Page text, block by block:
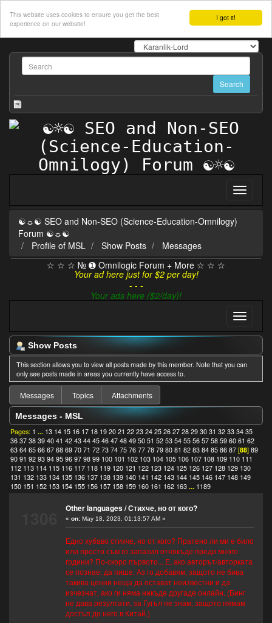
I got it!
This website uses cookies to ensure you get the best
experience on our website!
☯☼☯ SEO and Non-SEO (Science-Education-Omnilogy)
Forum ☯☼☯
Profile of MSL
Show Posts
Messages
☆ ☆ ☆ № ➊ Omnilogic Forum + More ☆ ☆ ☆
Your ad here just for $2 per day!
- - -
Your ads here ($2/day)!
Show Posts
This section allows you to view all posts made by this member. Note that you can
only see posts made in areas you currently have access to.
Messages Topics Attachments
Messages - MSL
Pages: 1 ... 13 14 15 16 17 18 19 20 21 22 23 24 25 26 27 28 29 30 31 32 33 34 35
36 37 38 39 40 41 42 43 44 45 46 47 48 49 50 51 52 53 54 55 56 57 58 59 60 61 62
63 64 65 66 67 68 69 70 71 72 73 74 75 76 77 78 79 80 81 82 83 84 85 86 87 [88]89
90 91 92 93 94 95 96 97 98 99 100 101 102 103 104 105 106 107 108 109 110 111
112 113 114 115 116 117 118 119 120 121 122 123 124 125 126 127 128 129 130
131 132 133 134 135 136 137 138 139 140 141 142 143 144 145 146 147 148 149
150 151 152 153 154 155 156 157 158 159 160 161 162 163 ... 1189
Other languages/Стихче, но от кого?
« on:May 18, 2023, 01:13:57 AM »
Едно хубаво стихче, но от кого? Пратено ли ми е било
или просто съм го запазил отнякъде преди много
години? По-скоро първото... Е, ако авторът/авторката
се познае, да пише. Аз го добавям, защото не бива
такива ценни неща да остават неизвестни и да
изчезнат, ако ги няма никъде другаде онлайн. (Бинг
не дава резултати, за Гугъл не знам, защото нямам
достъп до него в Китай.)